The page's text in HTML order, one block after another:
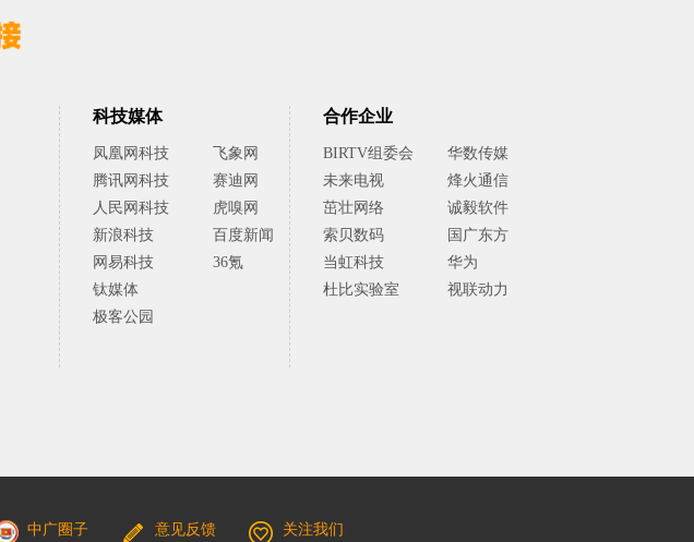
科技媒体
凤凰网科技
飞象网
腾讯网科技
赛迪网
人民网科技
虎嗅网
新浪科技
百度新闻
网易科技
36氪
钛媒体
极客公园
合作企业
BIRTV组委会
华数传媒
未来电视
烽火通信
茁壮网络
诚毅软件
索贝数码
国广东方
当虹科技
华为
杜比实验室
视联动力
中广圈子 意见反馈 关注我们